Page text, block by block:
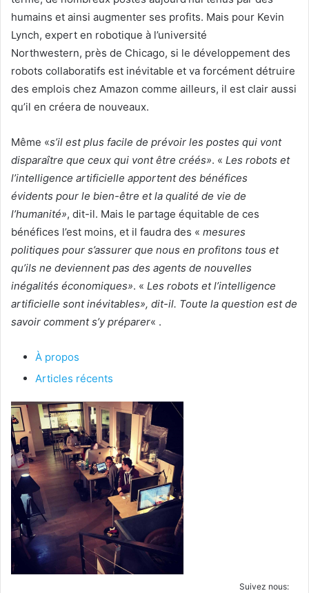
humains et ainsi augmenter ses profits. Mais pour Kevin
Lynch, expert en robotique à l’université
Northwestern, près de Chicago, si le développement des
robots collaboratifs est inévitable et va forcément détruire
des emplois chez Amazon comme ailleurs, il est clair aussi
qu’il en créera de nouveaux.
Même «s’il est plus facile de prévoir les postes qui vont
disparaître que ceux qui vont être créés». « Les robots et
l’intelligence artificielle apportent des bénéfices
évidents pour le bien-être et la qualité de vie de
l’humanité», dit-il. Mais le partage équitable de ces
bénéfices l’est moins, et il faudra des « mesures
politiques pour s’assurer que nous en profitons tous et
qu’ils ne deviennent pas des agents de nouvelles
inégalités économiques». « Les robots et l’intelligence
artificielle sont inévitables», dit-il. Toute la question est de
savoir comment s’y préparer« .
À propos
Articles récents
Suivez nous: